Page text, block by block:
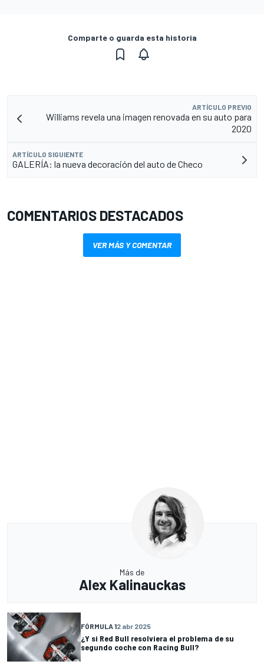
Comparte o guarda esta historia
ARTÍCULO PREVIO
Williams revela una imagen renovada en su auto para
2020
ARTÍCULO SIGUIENTE
GALERÍA: la nueva decoración del auto de Checo
COMENTARIOS DESTACADOS
VER MÁS Y COMENTAR
Más de
Alex Kalinauckas
FÓRMULA 12 abr 2025
¿Y si Red Bull resolviera el problema de su
segundo coche con Racing Bull?